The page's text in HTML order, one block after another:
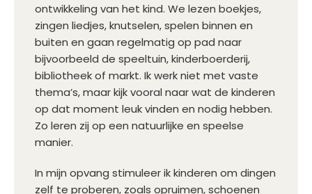
ontwikkeling van het kind. We lezen boekjes,
zingen liedjes, knutselen, spelen binnen en
buiten en gaan regelmatig op pad naar
bijvoorbeeld de speeltuin, kinderboerderij,
bibliotheek of markt. Ik werk niet met vaste
thema’s, maar kijk vooral naar wat de kinderen
op dat moment leuk vinden en nodig hebben.
Zo leren zij op een natuurlijke en speelse
manier.
In mijn opvang stimuleer ik kinderen om dingen
zelf te proberen, zoals opruimen, schoenen